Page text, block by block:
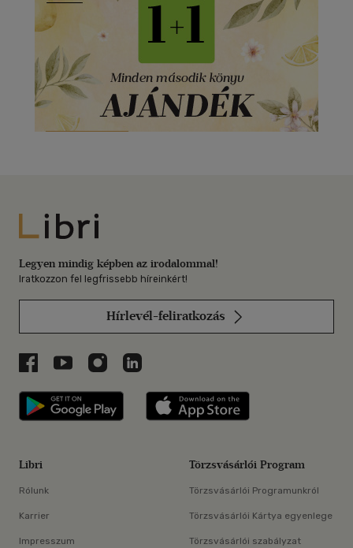
Libri
Legyen mindig képben az irodalommal!
Iratkozzon fel legfrissebb híreinkért!
Hírlevél-feliratkozás
Libri a Facebookon
Libri a Youtube-on
Libri az Instagramon
Libri a LinkedInen
Libri applikáció Szerezd meg: Google
Libri
Rólunk
Karrier
Impresszum
Törzsvásárlói Program
Törzsvásárlói Programunkról
Törzsvásárlói Kártya egyenlege
Törzsvásárlói szabályzat